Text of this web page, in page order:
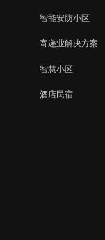
智能安防小区
寄递业解决方案
智慧小区
酒店民宿